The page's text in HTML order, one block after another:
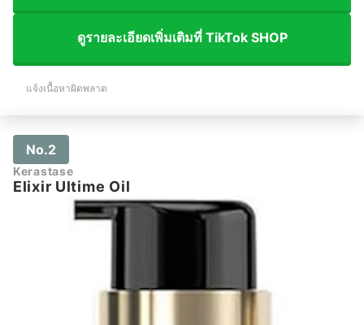
ดูรายละเอียดเพิ่มเติมที่ TikTok SHOP
แจ้งเนื้อหาผิดพลาด
No.2
Kerastase
Elixir Ultime Oil